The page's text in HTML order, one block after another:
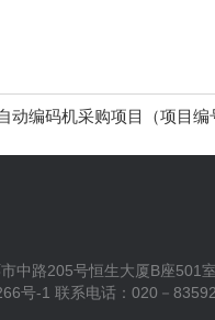
动编码机采购项目（项目
中路205号恒生大厦B座501室
号-1 联系电话：020－